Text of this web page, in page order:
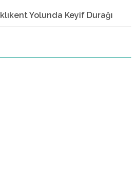
Yolunda Keyif Durağı